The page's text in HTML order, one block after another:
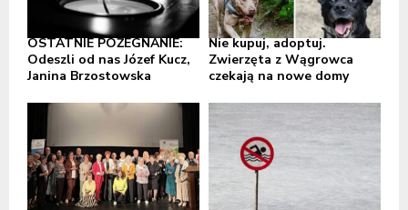
OSTATNIE POŻEGNANIE:
Odeszli od nas Józef Kucz,
Janina Brzostowska
Nie kupuj, adoptuj.
Zwierzęta z Wągrowca
czekają na nowe domy